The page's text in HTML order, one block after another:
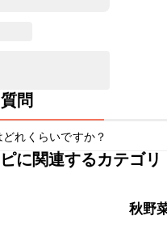
問
どれくらいですか？
は冷蔵で当日中が目安です。
目安です。
に関連するカテゴリ
秋野